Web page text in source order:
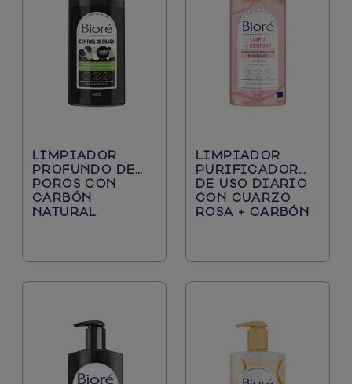
Los Favoritos
Limpiadores Diarios
Puntos Negros
Protección Solar
Piel Mixta
Poros Grandes
LIMPIADOR
PROFUNDO DE
POROS CON
CARBÓN
NATURAL
LIMPIADOR
PURIFICADOR
DE USO DIARIO
CON CUARZO
ROSA + CARBÓN